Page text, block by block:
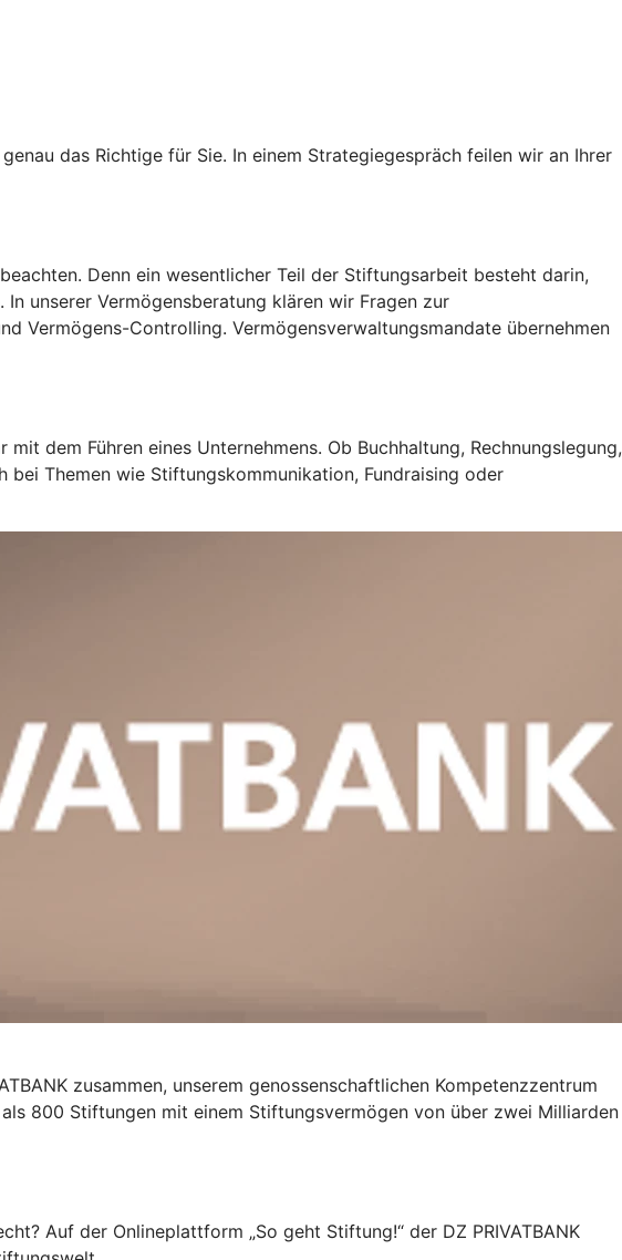
das Richtige für Sie. In einem Strategiegespräch feilen wir an Ihrer
Denn ein wesentlicher Teil der Stiftungsarbeit besteht darin,
unserer Vermögensberatung klären wir Fragen zur
Vermögens-Controlling. Vermögensverwaltungsmandate übernehmen
dem Führen eines Unternehmens. Ob Buchhaltung, Rechnungslegung,
Themen wie Stiftungskommunikation, Fundraising oder
zusammen, unserem genossenschaftlichen Kompetenzzentrum
800 Stiftungen mit einem Stiftungsvermögen von über zwei Milliarden
Auf der Onlineplattform „So geht Stiftung!“ der DZ PRIVATBANK